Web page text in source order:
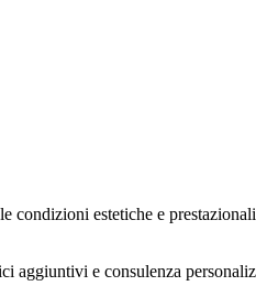
condizioni estetiche e
e consulenza